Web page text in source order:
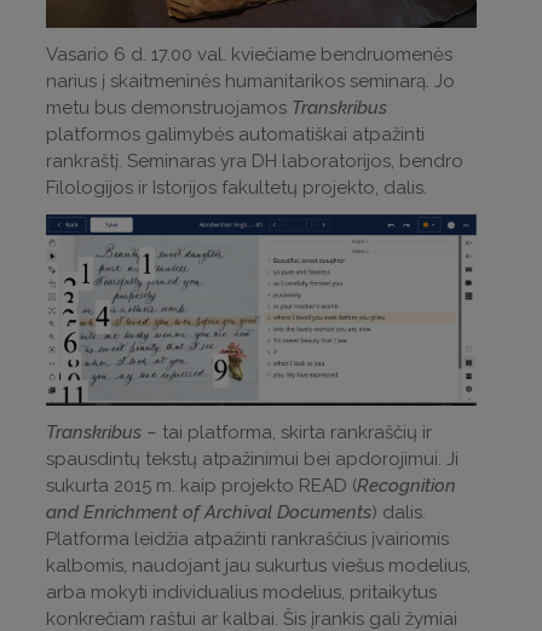
Vasario 6 d. 17.00 val. kviečiame bendruomenės
narius į skaitmeninės humanitarikos seminarą. Jo
metu bus demonstruojamos Transkribus
platformos galimybės automatiškai atpažinti
rankraštį. Seminaras yra DH laboratorijos, bendro
Filologijos ir Istorijos fakultetų projekto, dalis.
Transkribus – tai platforma, skirta rankraščių ir
spausdintų tekstų atpažinimui bei apdorojimui. Ji
sukurta 2015 m. kaip projekto READ (Recognition
and Enrichment of Archival Documents) dalis.
Platforma leidžia atpažinti rankraščius įvairiomis
kalbomis, naudojant jau sukurtus viešus modelius,
arba mokyti individualius modelius, pritaikytus
konkrečiam raštui ar kalbai. Šis įrankis gali žymiai